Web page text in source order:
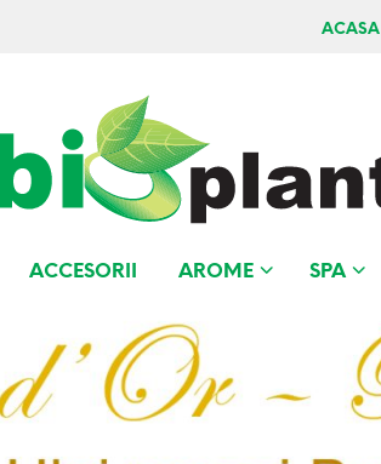
ACASA
ACCESORII AROME SPA